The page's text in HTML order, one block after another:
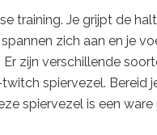
training. Je grijpt de
zich aan en je
zijn verschillende
spiervezel. Bereid
spiervezel is een